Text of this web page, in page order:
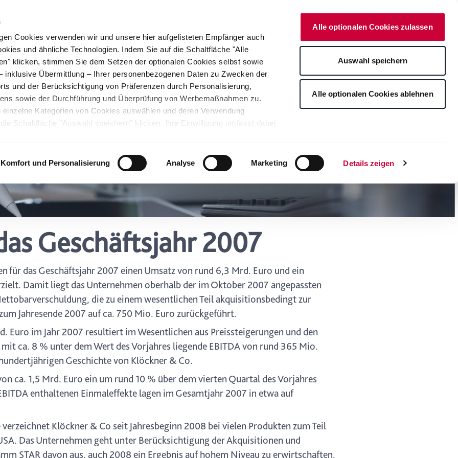
Cookies verwenden wir und unsere hier aufgelisteten Empfänger auch
und ähnliche Technologien. Indem Sie auf die Schaltfläche "Alle
klicken, stimmen Sie dem Setzen der optionalen Cookies selbst sowie
inklusive Übermittlung – Ihrer personenbezogenen Daten zu Zwecken der
und der Berücksichtigung von Präferenzen durch Personalisierung,
sowie der Durchführung und Überprüfung von Werbemaßnahmen zu.
Kategorien von Cookies auswählen und deren Verwendung
Schaltfläche "Auswahl speichern" klicken. Ihre Einwilligung umfasst dabei
können und Ihre Datenschutzrechte eingeschränkt sind. Weitere
Cookies und ähnlichen Technologien sowie zur Verarbeitung Ihrer
z.B. zu den verarbeiteten Daten, den Speicherdauern und den
Sie durch Anklicken von "Details zeigen" oder durch Aufrufen
, die am Ende der Webseite verlinkt ist, wählen und finden. Je nach den
einige Funktionen der Website nicht mehr zur Verfügung. Sie
mit Wirkung für die Zukunft in unserer Datenschutzerklärung oder
Symbols am Ende der Seite widerrufen.
Komfort und Personalisierung Analyse Marketing Details zeigen
Alle optionalen Cookies zulassen
Auswahl speichern
Alle optionalen Cookies ablehnen
Stahl Nachhaltigkeit Karriere Standorte
Geschäftsjahr 2007
für das Geschäftsjahr 2007 einen Umsatz von rund 6,3 Mrd. Euro und ein
Damit liegt das Unternehmen oberhalb der im Oktober 2007 angepassten
die zu einem wesentlichen Teil akquisitionsbedingt zur
Jahresende 2007 auf ca. 750 Mio. Euro zurückgeführt.
Euro im Jahr 2007 resultiert im Wesentlichen aus Preissteigerungen und den
ca. 8 % unter dem Wert des Vorjahres liegende EBITDA von rund 365 Mio.
Geschichte von Klöckner & Co.
ca. 1,5 Mrd. Euro ein um rund 10 % über dem vierten Quartal des Vorjahres
enthaltenen Einmaleffekte lagen im Gesamtjahr 2007 in etwa auf
Klöckner & Co seit Jahresbeginn 2008 bei vielen Produkten zum Teil
Das Unternehmen geht unter Berücksichtigung der Akquisitionen und
STAR davon aus, auch 2008 ein Ergebnis auf hohem Niveau zu erwirtschaften.